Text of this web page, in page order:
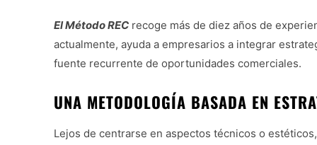
El Método REC recoge más de diez años de
actualmente, ayuda a empresarios a integrar
fuente recurrente de oportunidades comerciales.
UNA METODOLOGÍA BASADA EN
Lejos de centrarse en aspectos técnicos o